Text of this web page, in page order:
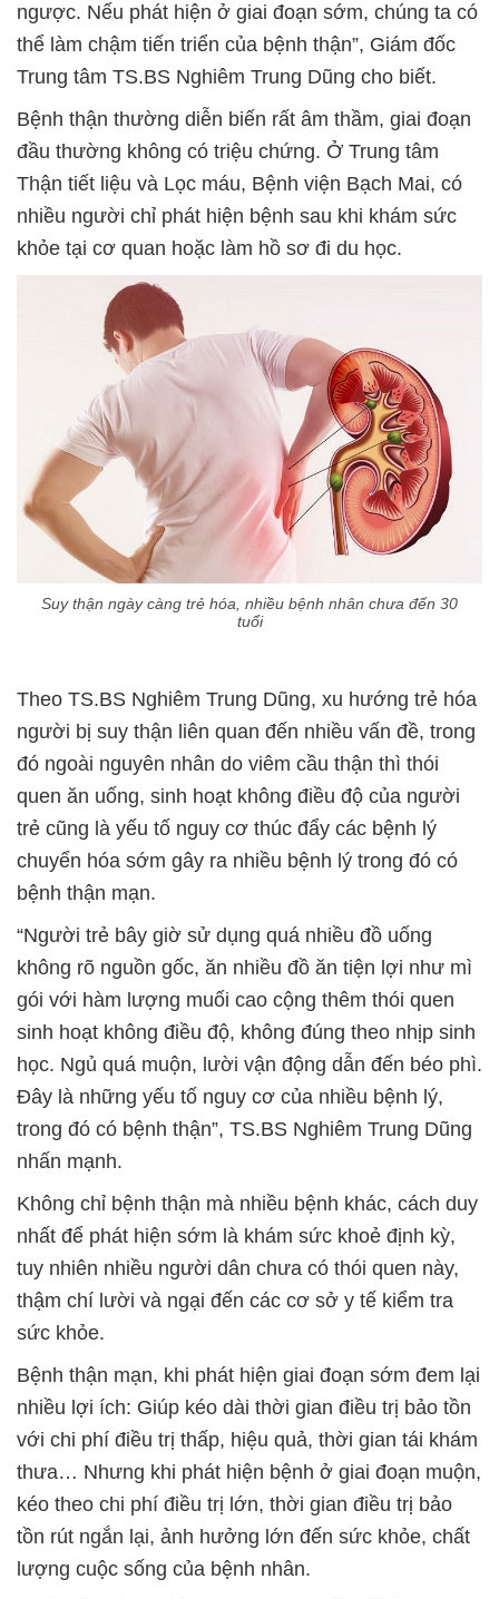
ngược. Nếu phát hiện ở giai đoạn sớm, chúng ta có
thể làm chậm tiến triển của bệnh thận”, Giám đốc
Trung tâm TS.BS Nghiêm Trung Dũng cho biết.
Bệnh thận thường diễn biến rất âm thầm, giai đoạn
đầu thường không có triệu chứng. Ở Trung tâm
Thận tiết liệu và Lọc máu, Bệnh viện Bạch Mai, có
nhiều người chỉ phát hiện bệnh sau khi khám sức
khỏe tại cơ quan hoặc làm hồ sơ đi du học.
Suy thận ngày càng trẻ hóa, nhiều bệnh nhân chưa đến 30
tuổi
Theo TS.BS Nghiêm Trung Dũng, xu hướng trẻ hóa
người bị suy thận liên quan đến nhiều vấn đề, trong
đó ngoài nguyên nhân do viêm cầu thận thì thói
quen ăn uống, sinh hoạt không điều độ của người
trẻ cũng là yếu tố nguy cơ thúc đẩy các bệnh lý
chuyển hóa sớm gây ra nhiều bệnh lý trong đó có
bệnh thận mạn.
“Người trẻ bây giờ sử dụng quá nhiều đồ uống
không rõ nguồn gốc, ăn nhiều đồ ăn tiện lợi như mì
gói với hàm lượng muối cao cộng thêm thói quen
sinh hoạt không điều độ, không đúng theo nhịp sinh
học. Ngủ quá muộn, lười vận động dẫn đến béo phì.
Đây là những yếu tố nguy cơ của nhiều bệnh lý,
trong đó có bệnh thận”, TS.BS Nghiêm Trung Dũng
nhấn mạnh.
Không chỉ bệnh thận mà nhiều bệnh khác, cách duy
nhất để phát hiện sớm là khám sức khoẻ định kỳ,
tuy nhiên nhiều người dân chưa có thói quen này,
thậm chí lười và ngại đến các cơ sở y tế kiểm tra
sức khỏe.
Bệnh thận mạn, khi phát hiện giai đoạn sớm đem lại
nhiều lợi ích: Giúp kéo dài thời gian điều trị bảo tồn
với chi phí điều trị thấp, hiệu quả, thời gian tái khám
thưa… Nhưng khi phát hiện bệnh ở giai đoạn muộn,
kéo theo chi phí điều trị lớn, thời gian điều trị bảo
tồn rút ngắn lại, ảnh hưởng lớn đến sức khỏe, chất
lượng cuộc sống của bệnh nhân.